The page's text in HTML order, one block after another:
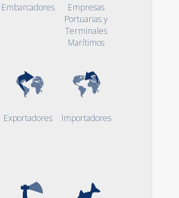
Embarcadores
Empresas
Portuarias y
Terminales
Marítimos
Exportadores Importadores